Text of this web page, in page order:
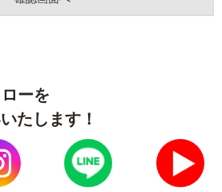
ーを
たします！